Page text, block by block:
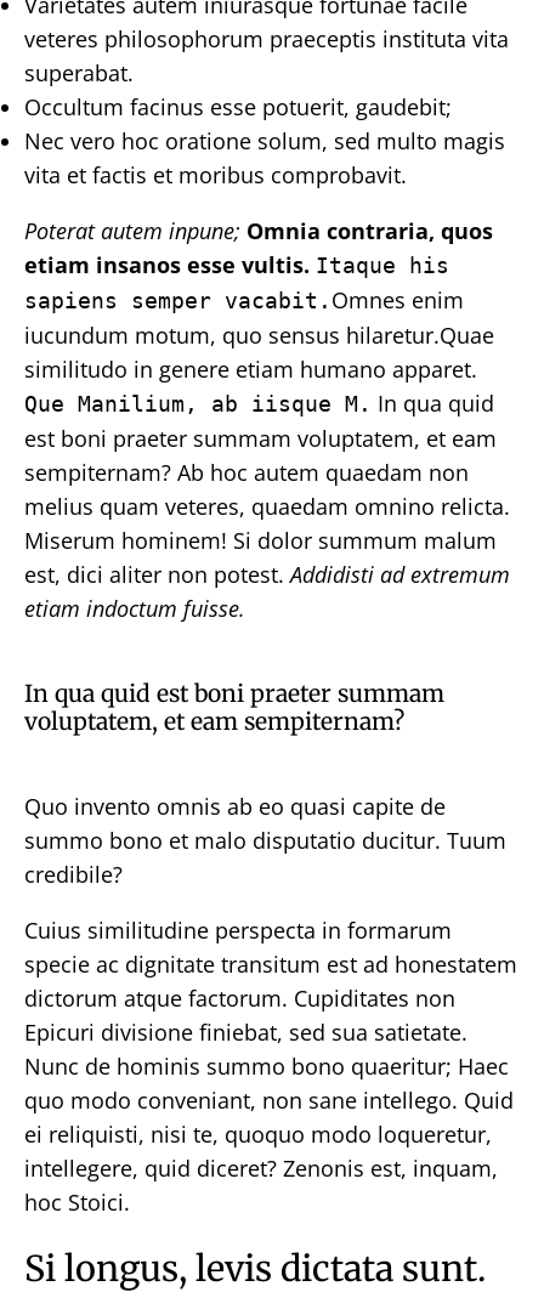
veteres philosophorum praeceptis instituta vita
superabat.
Occultum facinus esse potuerit, gaudebit;
Nec vero hoc oratione solum, sed multo magis
vita et factis et moribus comprobavit.
Poterat autem inpune; Omnia contraria, quos
etiam insanos esse vultis. Itaque his
sapiens semper vacabit. Omnes enim
iucundum motum, quo sensus hilaretur.Quae
similitudo in genere etiam humano apparet.
Que Manilium, ab iisque M. In qua quid
est boni praeter summam voluptatem, et eam
sempiternam? Ab hoc autem quaedam non
melius quam veteres, quaedam omnino relicta.
Miserum hominem! Si dolor summum malum
est, dici aliter non potest.Addidisti ad extremum
etiam indoctum fuisse.
In qua quid est boni praeter summam
voluptatem, et eam sempiternam?
Quo invento omnis ab eo quasi capite de
summo bono et malo disputatio ducitur. Tuum
credibile?
Cuius similitudine perspecta in formarum
specie ac dignitate transitum est ad honestatem
dictorum atque factorum. Cupiditates non
Epicuri divisione finiebat, sed sua satietate.
Nunc de hominis summo bono quaeritur; Haec
quo modo conveniant, non sane intellego. Quid
ei reliquisti, nisi te, quoquo modo loqueretur,
intellegere, quid diceret? Zenonis est, inquam,
hoc Stoici.
Si longus, levis dictata sunt.